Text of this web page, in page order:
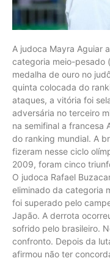
A judoca Mayra Aguiar
categoria meio-pesado
medalha de ouro no
quinta colocada do
ataques, a vitória foi
adversária no terceiro
na semifinal a francesa
do ranking mundial. A
fizeram nesse ciclo
2009, foram cinco
O judoca Rafael
eliminado da categoria
foi superado pelo
Japão. A derrota
sofrido pelo brasileiro.
confronto. Depois da
afirmou não ter